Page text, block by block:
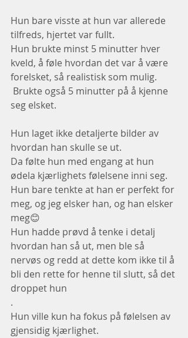
Hun bare visste at hun var allerede
tilfreds, hjertet var fullt.
Hun brukte minst 5 minutter hver
kveld, å føle hvordan det var å være
forelsket, så realistisk som mulig.
seg elsket.
Hun laget ikke detaljerte bilder av
hvordan han skulle se ut.
Da følte hun med engang at hun
ødela kjærlighets følelsene inni seg.
Hun bare tenkte at han er perfekt for
meg, og jeg elsker han, og han elsker
meg😊
Hun hadde prøvd å tenke i detalj
hvordan han så ut, men ble så
nervøs og redd at dette kom ikke til å
bli den rette for henne til slutt, så det
droppet hun
.
Hun ville kun ha fokus på følelsen av
gjensidig kjærlighet.